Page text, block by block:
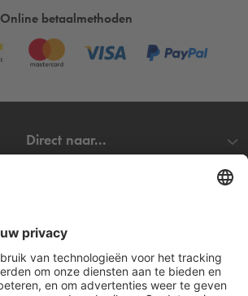
Online betaalmethoden
Direct naar...